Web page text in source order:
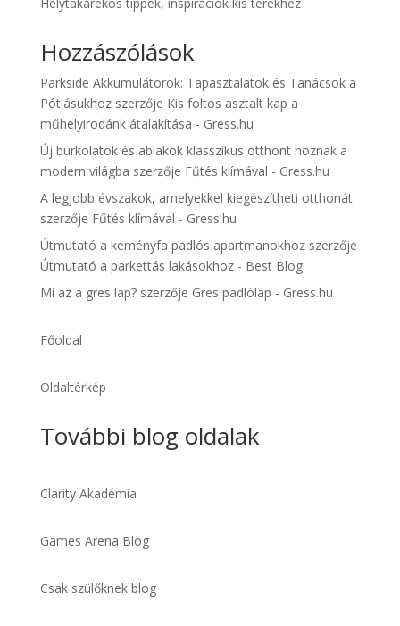
Hozzászólások
Parkside Akkumulátorok: Tapasztalatok és Tanácsok a
Pótlásukhozszerzője Kis foltos asztalt kap a
műhelyirodánk átalakítása - Gress.hu
Új burkolatok és ablakok klasszikus otthont hoznak a
modern világba szerzője Fűtés klímával - Gress.hu
A legjobb évszakok, amelyekkel kiegészítheti otthonát
szerzője Fűtés klímával - Gress.hu
Útmutató a keményfa padlós apartmanokhozszerzője
Útmutató a parkettás lakásokhoz - Best Blog
Mi az a gres lap?szerzője Gres padlólap - Gress.hu
Főoldal
Oldaltérkép
További blog oldalak
Clarity Akadémia
Games Arena Blog
Csak szülőknek blog